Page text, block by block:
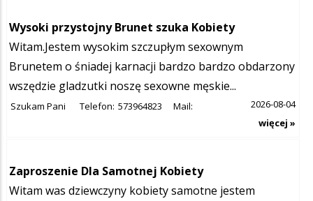
Wysoki przystojny Brunet szuka Kobiety
Witam.Jestem wysokim szczupłym sexownym
Brunetem o śniadej karnacji bardzo bardzo obdarzony
wszędzie gladzutki noszę sexowne męskie...
Szukam Pani Telefon: 573964823 Mail:
2026-08-04
więcej »
Zaproszenie Dla Samotnej Kobiety
Witam was dziewczyny kobiety samotne jestem